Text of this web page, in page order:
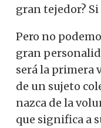
gran tejedor? Si
Pero no
gran
será la primera
de un sujeto
nazca de la
que significa a